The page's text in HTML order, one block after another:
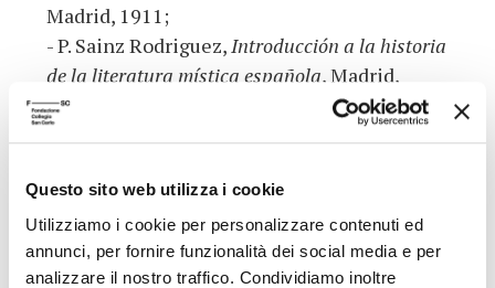
Questo sito web utilizza i cookie
Utilizziamo i cookie per personalizzare contenuti ed
annunci, per fornire funzionalità dei social media e per
analizzare il nostro traffico. Condividiamo inoltre
Madrid, 1911;
- P. Sainz Rodriguez,Introducción a la historia
de la literatura mística española, Madrid,
1927.
(*) I titoli contrassegnati con l'asterisco sono disponibili, o in
la Biblioteca della Fondazione Collegio San Carlo (lun.-ven. 9-
19)